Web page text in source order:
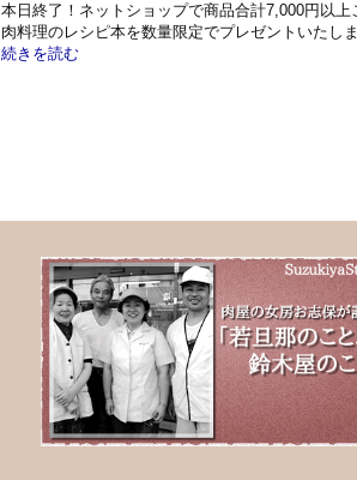
本日終了！ネットショップで商品合計7,000円以
肉料理のレシピ本を数量限定でプレゼントいた
続きを読む